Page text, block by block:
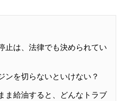
止は、法律でも決められてい
ンを切らないといけない？
ま給油すると、どんなトラブ